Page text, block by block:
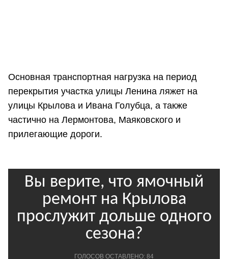
Основная транспортная нагрузка на период
перекрытия участка улицы Ленина ляжет на
улицы Крылова и Ивана Голубца, а также
частично на Лермонтова, Маяковского и
прилегающие дороги.